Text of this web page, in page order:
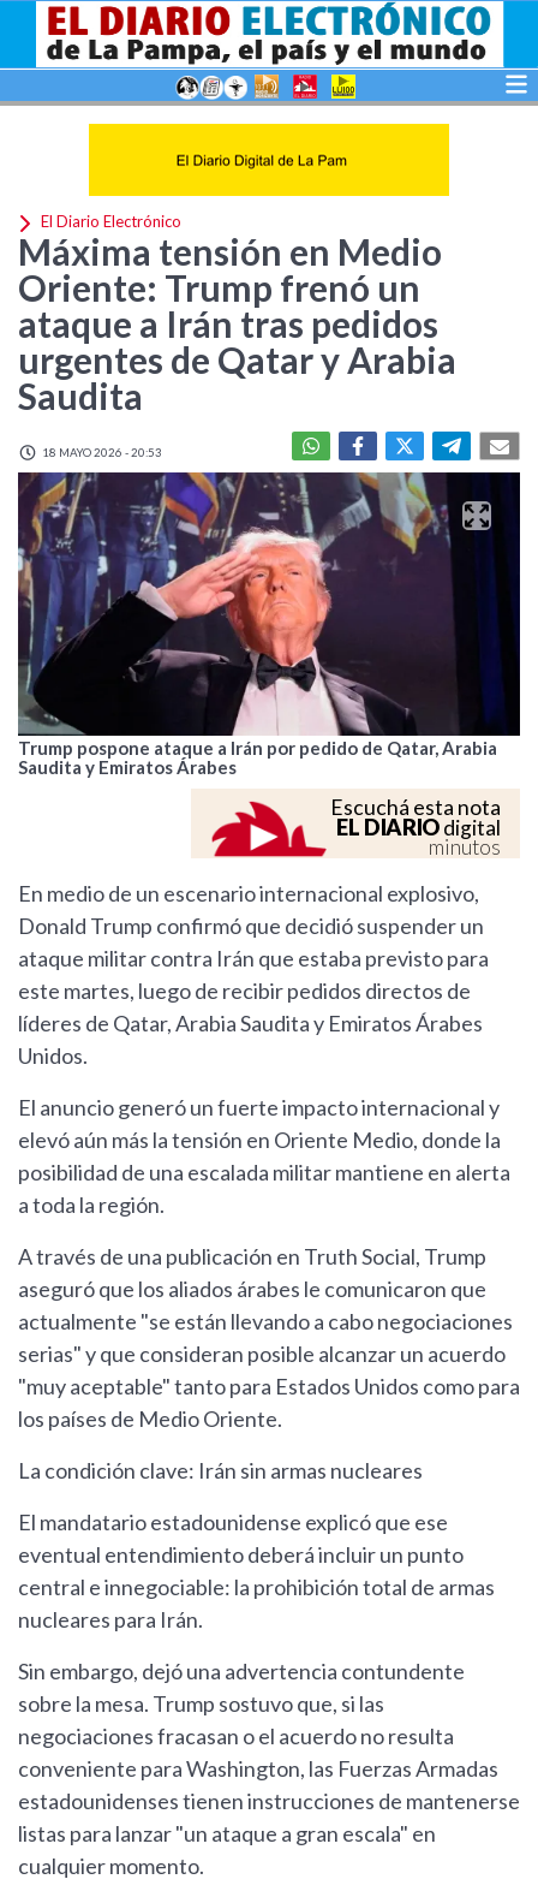
El Diario Electrónico
Máxima tensión en Medio
Oriente: Trump frenó un
ataque a Irán tras pedidos
urgentes de Qatar y Arabia
Saudita
18 MAYO 2026 - 20:53
Trump pospone ataque a Irán por pedido de Qatar, Arabia
Saudita y Emiratos Árabes
Escuchá esta nota
EL DIARIOdigital
minutos
En medio de un escenario internacional explosivo,
Donald Trump confirmó que decidió suspender un
ataque militar contra Irán que estaba previsto para
este martes, luego de recibir pedidos directos de
líderes de Qatar, Arabia Saudita y Emiratos Árabes
Unidos.
El anuncio generó un fuerte impacto internacional y
elevó aún más la tensión en Oriente Medio, donde la
posibilidad de una escalada militar mantiene en alerta
a toda la región.
A través de una publicación en Truth Social, Trump
aseguró que los aliados árabes le comunicaron que
actualmente "se están llevando a cabo negociaciones
serias" y que consideran posible alcanzar un acuerdo
"muy aceptable" tanto para Estados Unidos como para
los países de Medio Oriente.
La condición clave: Irán sin armas nucleares
El mandatario estadounidense explicó que ese
eventual entendimiento deberá incluir un punto
central e innegociable: la prohibición total de armas
nucleares para Irán.
Sin embargo, dejó una advertencia contundente
sobre la mesa. Trump sostuvo que, si las
negociaciones fracasan o el acuerdo no resulta
conveniente para Washington, las Fuerzas Armadas
estadounidenses tienen instrucciones de mantenerse
listas para lanzar "un ataque a gran escala" en
cualquier momento.